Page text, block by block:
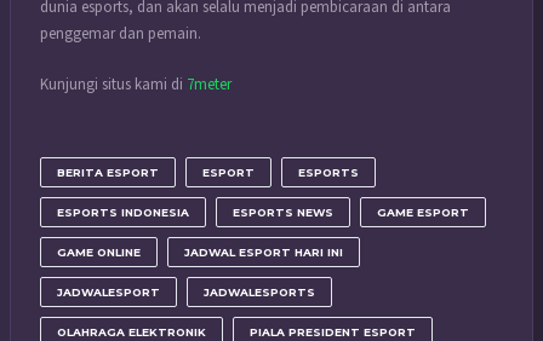
dunia esports, dan akan selalu menjadi pembicaraan di antara
penggemar dan pemain.
Kunjungi situs kami di 7meter
BERITA ESPORT ESPORT ESPORTS
ESPORTS INDONESIA ESPORTS NEWS GAME ESPORT
GAME ONLINE JADWAL ESPORT HARI INI
JADWALESPORT JADWALESPORTS
OLAHRAGA ELEKTRONIK PIALA PRESIDENT ESPORT